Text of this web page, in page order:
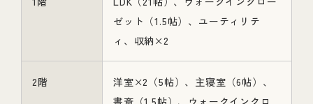
ゼット（1.5帖）、ユーティリテ
ィ、収納×2
2階
洋室×2（5帖）、主寝室（6帖）、